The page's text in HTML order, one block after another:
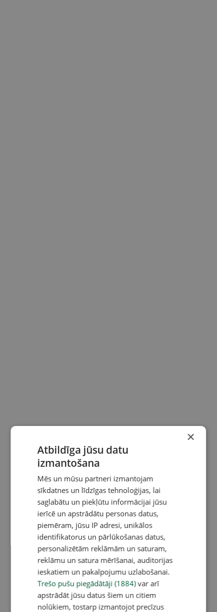
×
Atbildīga jūsu datu
izmantošana
Mēs un mūsu partneri izmantojam
sīkdatnes un līdzīgas tehnoloģijas, lai
saglabātu un piekļūtu informācijai jūsu
ierīcē un apstrādātu personas datus,
piemēram, jūsu IP adresi, unikālos
identifikatorus un pārlūkošanas datus,
personalizētām reklāmām un saturam,
reklāmu un satura mērīšanai, auditorijas
ieskatiem un pakalpojumu uzlabošanai.
Trešo pušu piegādātāji (1884)var arī
apstrādāt jūsu datus šiem un citiem
nolūkiem, tostarp izmantojot precīzus